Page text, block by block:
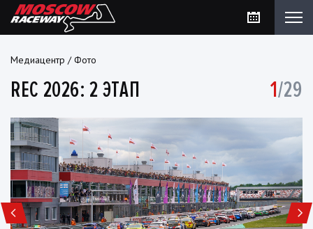
Медиацентр /Фото
REC 2026: 2 ЭТАП 1/29